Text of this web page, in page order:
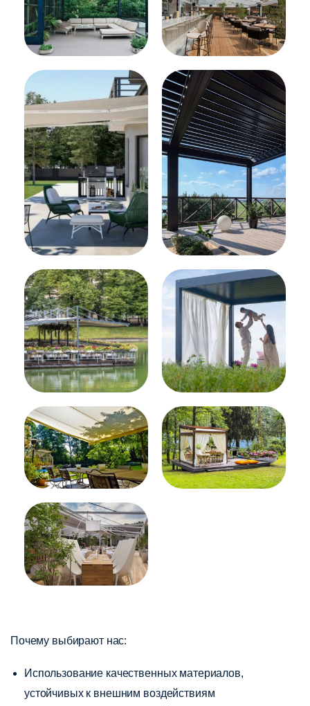
Почему выбирают нас:
Использование качественных материалов,
устойчивых к внешним воздействиям